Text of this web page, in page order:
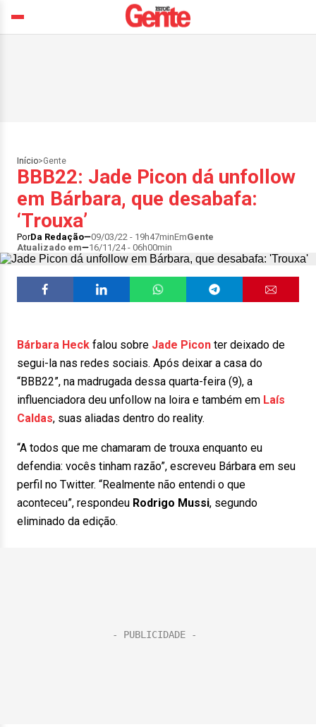
Início>Gente
BBB22: Jade Picon dá unfollow
em Bárbara, que desabafa:
‘Trouxa’
PorDa Redação 09/03/22 - 19h47minEmGente
Atualizado em
16/11/24 - 06h00min
Bárbara Heck falou sobre Jade Picon ter deixado de
segui-la nas redes sociais. Após deixar a casa do
“BBB22”, na madrugada dessa quarta-feira (9), a
influenciadora deu unfollow na loira e também em Laís
Caldas, suas aliadas dentro do reality.
“A todos que me chamaram de trouxa enquanto eu
defendia: vocês tinham razão”, escreveu Bárbara em seu
perfil no Twitter. “Realmente não entendi o que
aconteceu”, respondeu Rodrigo Mussi, segundo
eliminado da edição.